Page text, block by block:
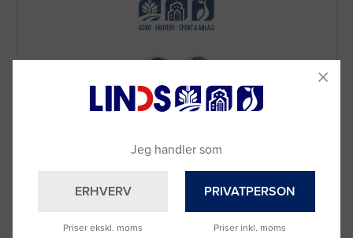
Brug for hjælp?
Ring til os på
9992 0233
Vi sidder klar til at hjælpe dig.
Jeg handler som
ERHVERV
Priser ekskl. moms
PRIVATPERSON
Priser inkl. moms